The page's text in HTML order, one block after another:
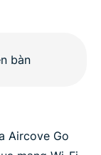
Aircove Go